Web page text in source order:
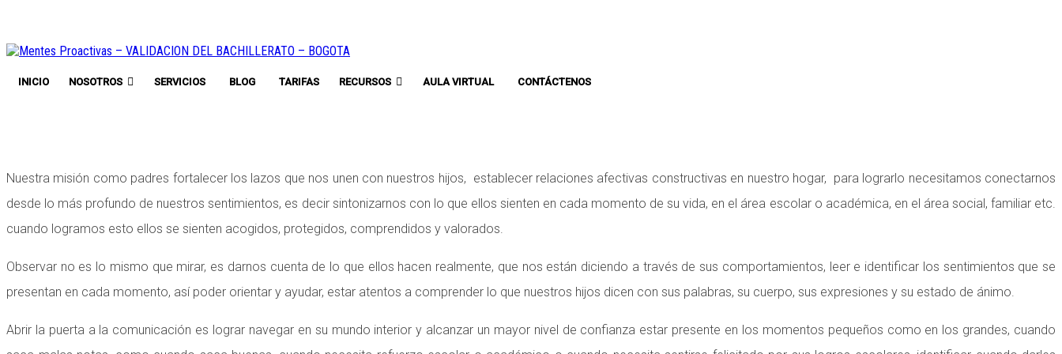
INICIO NOSOTROS SERVICIOS BLOG TARIFAS RECURSOS AULA VIRTUAL CONTÁCTENOS
Nuestra misión como padres fortalecer los lazos que nos unen con nuestros hijos, establecer relaciones afectivas constructivas en nuestro hogar, para lograrlo necesitamos conectarnos
desde lo más profundo de nuestros sentimientos, es decir sintonizarnos con lo que ellos sienten en cada momento de su vida, en el área escolar o académica, en el área social, familiar etc.
cuando logramos esto ellos se sienten acogidos, protegidos, comprendidos y valorados.
Observar no es lo mismo que mirar, es darnos cuenta de lo que ellos hacen realmente, que nos están diciendo a través de sus comportamientos, leer e identificar los sentimientos que se
presentan en cada momento, así poder orientar y ayudar, estar atentos a comprender lo que nuestros hijos dicen con sus palabras, su cuerpo, sus expresiones y su estado de ánimo.
Abrir la puerta a la comunicación es lograr navegar en su mundo interior y alcanzar un mayor nivel de confianza estar presente en los momentos pequeños como en los grandes, cuando